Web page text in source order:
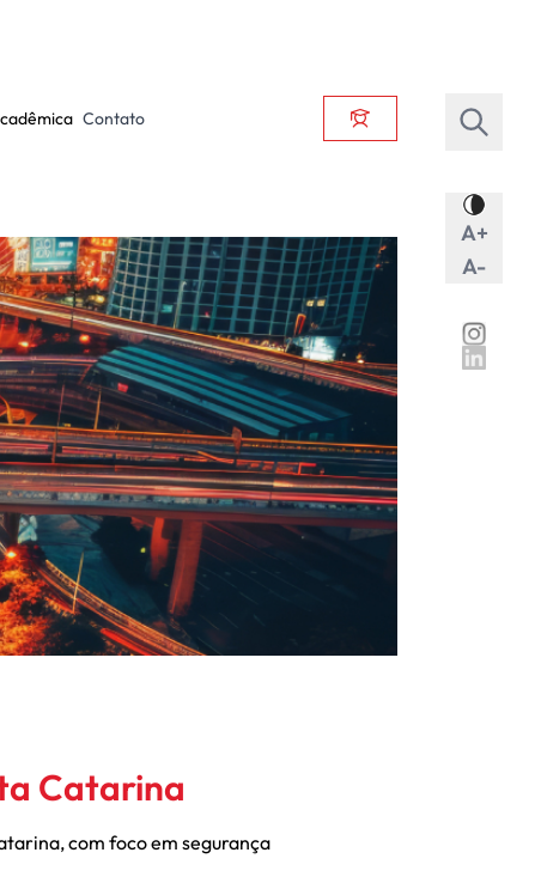
Contato
A+
A-
Catarina
com foco em segurança